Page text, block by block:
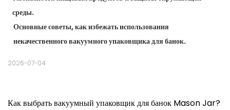
среды.
Основные советы, как избежать использования
некачественного вакуумного упаковщика для банок.
2026-07-04
Как выбрать вакуумный упаковщик для банок Mason Jar?